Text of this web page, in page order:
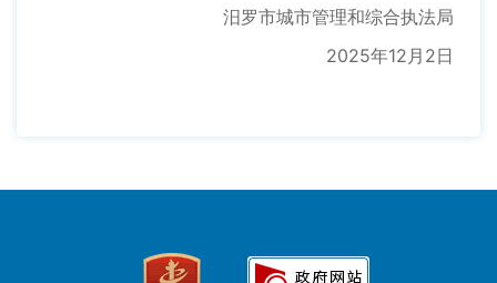
汨罗市城市管理和综合执法局
2025年12月2日